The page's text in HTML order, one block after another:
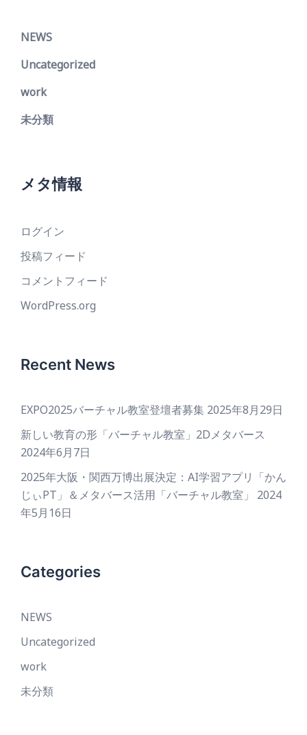
NEWS
Uncategorized
work
未分類
メタ情報
ログイン
投稿フィード
コメントフィード
WordPress.org
Recent News
EXPO2025バーチャル教室登壇者募集 2025年8月29日
新しい教育の形「バーチャル教室」2Dメタバース
2024年6月7日
2025年大阪・関西万博出展決定：AI学習アプリ「かん
じぃPT」＆メタバース活用「バーチャル教室」
2024
年5月16日
Categories
NEWS
Uncategorized
work
未分類